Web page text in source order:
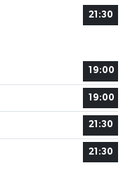
21:30
19:00
19:00
21:30
21:30